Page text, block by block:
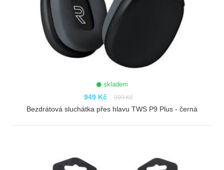
skladem
949 Kč 999 Kč
Bezdrátová sluchátka přes hlavu TWS P9 Plus - černá